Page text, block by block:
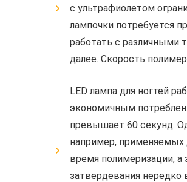
с ультрафиолетом
лампочки потребуется
работать с различными
далее. Скорость
LED лампа для ногтей
экономичным
превышает 60 секунд.
например, применяемых
время полимеризации,
затвердевания